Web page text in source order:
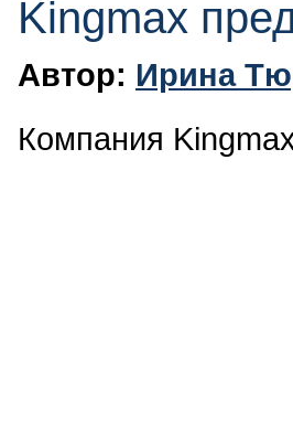
Kingmax
Автор: Ирина
Компания